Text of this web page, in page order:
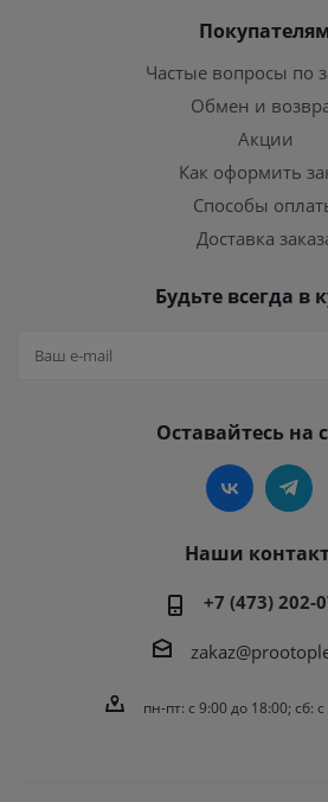
Частые вопросы по
Обмен и
Акции
Как оформить
Способы
Доставка
Будьте всегда в
Оставайтесь на
Наши
+7 (473) 202-
пн-пт: c 9:00 до 18:00; сб: